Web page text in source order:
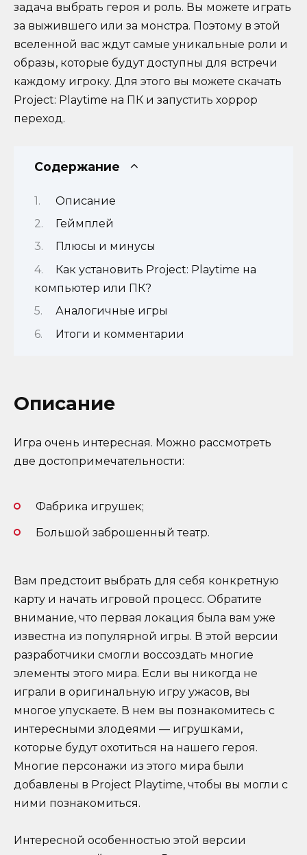
задача выбрать героя и роль. Вы можете играть
за выжившего или за монстра. Поэтому в этой
вселенной вас ждут самые уникальные роли и
образы, которые будут доступны для встречи
каждому игроку. Для этого вы можете скачать
Project: Playtime на ПК и запустить хоррор
переход.
Содержание
Описание
Геймплей
Плюсы и минусы
Как установить Project: Playtime на
компьютер или ПК?
Аналогичные игры
Итоги и комментарии
Описание
Игра очень интересная. Можно рассмотреть
две достопримечательности:
Фабрика игрушек;
Большой заброшенный театр.
Вам предстоит выбрать для себя конкретную
карту и начать игровой процесс. Обратите
внимание, что первая локация была вам уже
известна из популярной игры. В этой версии
разработчики смогли воссоздать многие
элементы этого мира. Если вы никогда не
играли в оригинальную игру ужасов, вы
многое упускаете. В нем вы познакомитесь с
интересными злодеями — игрушками,
которые будут охотиться на нашего героя.
Многие персонажи из этого мира были
добавлены в Project Playtime, чтобы вы могли с
ними познакомиться.
Интересной особенностью этой версии